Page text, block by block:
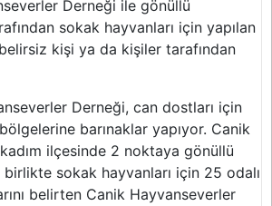
Derneği ile gönüllü
sokak hayvanları için yapılan
kişi ya da kişiler tarafından
Derneği, can dostları için
barınaklar yapıyor. Canik
ilçesinde 2 noktaya gönüllü
sokak hayvanları için 25 odalı
belirten Canik Hayvanseverler